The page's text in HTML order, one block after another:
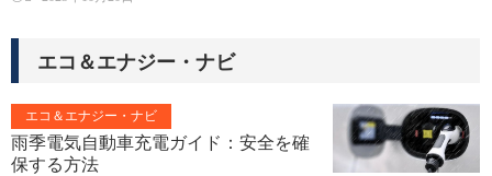
エコ＆エナジー・ナビ
エコ＆エナジー・ナビ
雨季電気自動車充電ガイド：安全を確
保する方法